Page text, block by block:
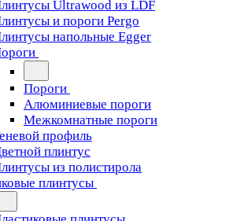
Ultrawood из LDF
и пороги Pergo
напольные Egger
Пороги
Алюминиевые пороги
Межкомнатные пороги
профиль
плинтус
из полистирола
плинтусы